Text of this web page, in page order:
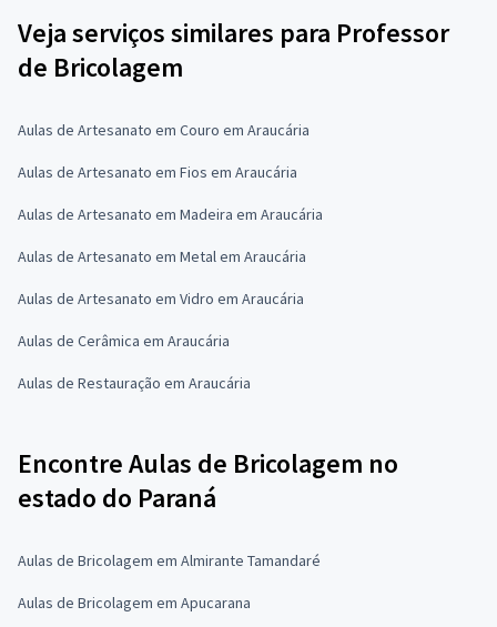
Veja serviços similares para Professor
de Bricolagem
Aulas de Artesanato em Couro em Araucária
Aulas de Artesanato em Fios em Araucária
Aulas de Artesanato em Madeira em Araucária
Aulas de Artesanato em Metal em Araucária
Aulas de Artesanato em Vidro em Araucária
Aulas de Cerâmica em Araucária
Aulas de Restauração em Araucária
Encontre Aulas de Bricolagem no
estado do Paraná
Aulas de Bricolagem em Almirante Tamandaré
Aulas de Bricolagem em Apucarana